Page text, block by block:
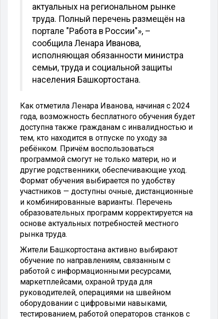
актуальных на региональном рынке
труда. Полный перечень размещён на
портале "Работа в России"», –
сообщила Ленара Иванова,
исполняющая обязанности министра
семьи, труда и социальной защиты
населения Башкортостана.
Как отметила Ленара Иванова, начиная с 2024
года, возможность бесплатного обучения будет
доступна также гражданам с инвалидностью и
тем, кто находится в отпуске по уходу за
ребёнком. Причём воспользоваться
программой смогут не только матери, но и
другие родственники, обеспечивающие уход.
Формат обучения выбирается по удобству
участников — доступны очные, дистанционные
и комбинированные варианты. Перечень
образовательных программ корректируется на
основе актуальных потребностей местного
рынка труда.
Жители Башкортостана активно выбирают
обучение по направлениям, связанным с
работой с информационными ресурсами,
маркетплейсами, охраной труда для
руководителей, операциями на швейном
оборудовании с цифровыми навыками,
тестированием, работой операторов станков с